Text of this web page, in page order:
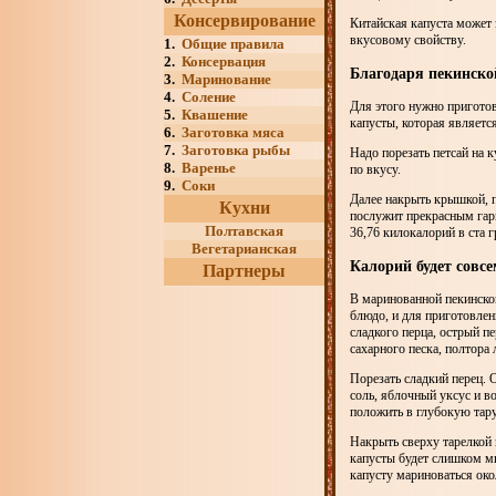
Консервирование
1. Общие правила
2. Консервация
3. Маринование
4. Соление
5. Квашение
6. Заготовка мяса
7. Заготовка рыбы
8. Варенье
9. Соки
Кухни
Полтавская
Вегетарианская
Партнеры
Китайская капуста
вкусовому свойству.
Благодаря
Для этого нужно
капусты, которая
Надо порезать петсай на
по вкусу.
Далее накрыть крышкой,
послужит прекрасным
36,76 килокалорий в ста
Калорий будет
В маринованной
блюдо, и для
сладкого перца, острый
сахарного песка,
Порезать сладкий перец.
соль, яблочный уксус и
положить в глубокую
Накрыть сверху
капусты будет слишком
капусту мариноваться